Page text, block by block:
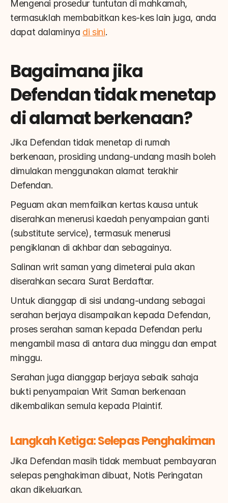
Mengenai prosedur tuntutan di mahkamah,
termasuklah membabitkan kes-kes lain juga, anda
dapat dalaminya di sini.
Bagaimana jika
Defendan tidak menetap
di alamat berkenaan?
Jika Defendan tidak menetap di rumah
berkenaan, prosiding undang-undang masih boleh
dimulakan menggunakan alamat terakhir
Defendan.
Peguam akan memfailkan kertas kausa untuk
diserahkan menerusi kaedah penyampaian ganti
(substitute service), termasuk menerusi
pengiklanan di akhbar dan sebagainya.
Salinan writ saman yang dimeterai pula akan
diserahkan secara Surat Berdaftar.
Untuk dianggap di sisi undang-undang sebagai
serahan berjaya disampaikan kepada Defendan,
proses serahan saman kepada Defendan perlu
mengambil masa di antara dua minggu dan empat
minggu.
Serahan juga dianggap berjaya sebaik sahaja
bukti penyampaian Writ Saman berkenaan
dikembalikan semula kepada Plaintif.
Langkah Ketiga: Selepas Penghakiman
Jika Defendan masih tidak membuat pembayaran
selepas penghakiman dibuat, Notis Peringatan
akan dikeluarkan.